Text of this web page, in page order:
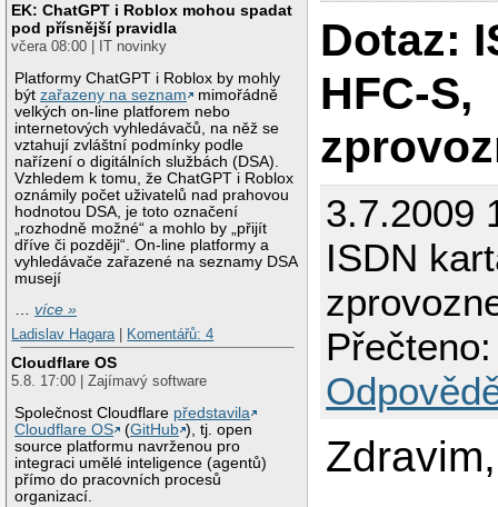
EK: ChatGPT i Roblox mohou spadat
pod přísnější pravidla
včera 08:00 | IT novinky
Platformy ChatGPT i Roblox by mohly
býtzařazeny na seznam
mimořádně
velkých on-line platforem nebo
internetových vyhledávačů, na něž se
vztahují zvláštní podmínky podle
nařízení o digitálních službách (DSA).
Vzhledem k tomu, že ChatGPT i Roblox
oznámily počet uživatelů nad prahovou
hodnotou DSA, je toto označení
„rozhodně možné“ a mohlo by „přijít
dříve či později“. On-line platformy a
vyhledávače zařazené na seznamy DSA
musejí
…více »
Ladislav Hagara
Komentářů: 4
Cloudflare OS
5.8. 17:00 | Zajímavý software
Společnost Cloudflare představila
Cloudflare OS
(GitHub ), tj. open
source platformu navrženou pro
integraci umělé inteligence (agentů)
přímo do pracovních procesů
organizací.
Dotaz:
HFC-S,
3.7.2009
ISDN
Zdravim,